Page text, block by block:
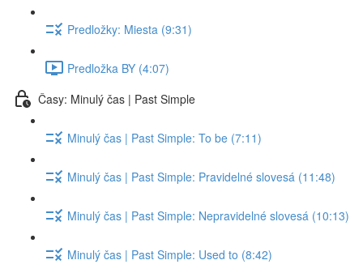
Predložky: Miesta (9:31)
Predložka BY (4:07)
Časy: Minulý čas | Past Simple
Minulý čas | Past Simple: To be (7:11)
Minulý čas | Past Simple: Pravidelné slovesá (11:48)
Minulý čas | Past Simple: Nepravidelné slovesá (10:13)
Minulý čas | Past Simple: Used to (8:42)